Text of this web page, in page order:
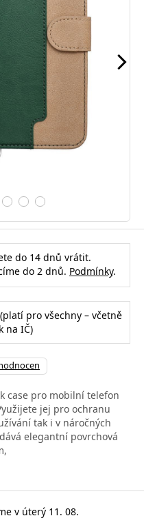
do 14 dnů vrátit.
do 2 dnů. Podmínky.
pro všechny – včetně
na IČ)
case pro mobilní telefon
jej pro ochranu
tak i v náročných
elegantní povrchová
v úterý 11. 08.